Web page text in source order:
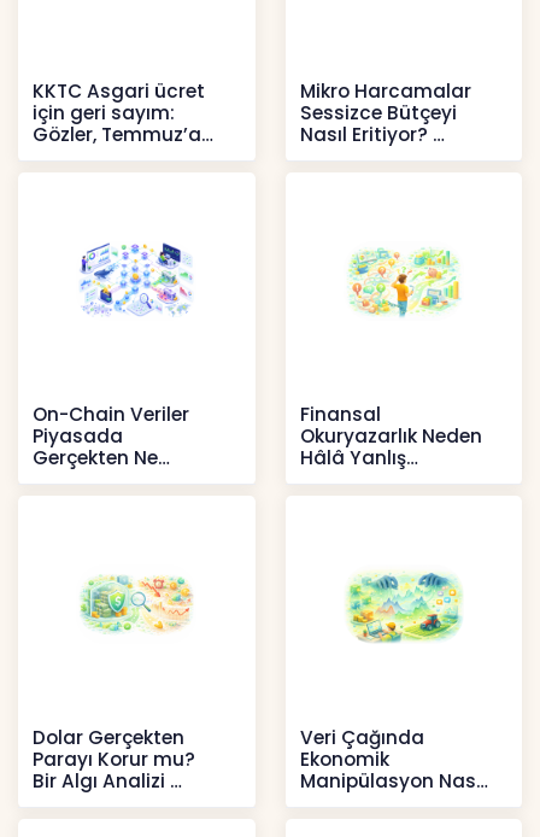
KKTC Asgari ücret
için geri sayım:
Gözler, Temmuz’a
yansıması beklenen
artışta
Mikro Harcamalar
Sessizce Bütçeyi
Nasıl Eritiyor?
İçerikler
On-Chain Veriler
Piyasada
Gerçekten Ne
Anlatır?
Kripto
Finansal
Okuryazarlık Neden
Hâlâ Yanlış
Anlaşılıyor?
İçerikler
Dolar Gerçekten
Parayı Korur mu?
Bir Algı Analizi
İçerikler
Veri Çağında
Ekonomik
Manipülasyon Nasıl
Şekil Değiştirdi?
İçerikler